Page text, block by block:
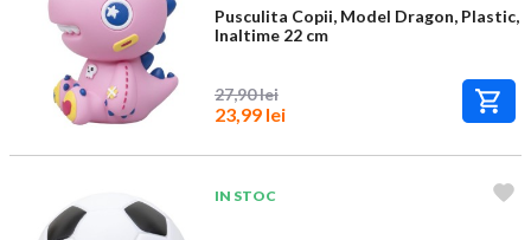
Pusculita Copii, Model Dragon, Plastic,
Inaltime 22 cm
27,90 lei
23,99 lei
IN STOC